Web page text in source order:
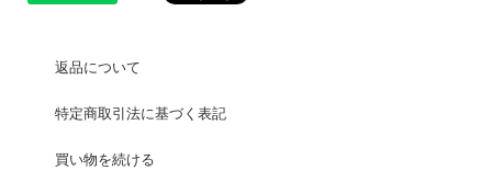
返品について
特定商取引法に基づく表記
買い物を続ける